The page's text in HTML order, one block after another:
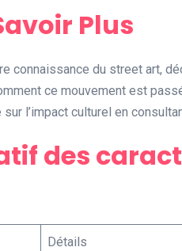
Plus
connaissance du street art,
ce mouvement est
l’impact culturel en
des
Détails